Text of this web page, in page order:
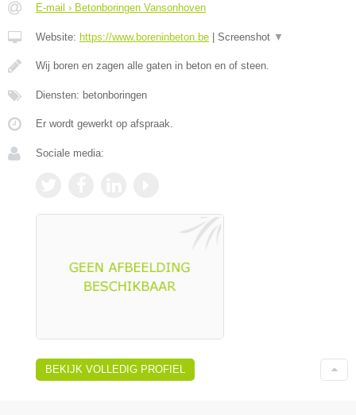
E-mail › Betonboringen Vansonhoven
Website: https://www.boreninbeton.be | Screenshot ▼
Wij boren en zagen alle gaten in beton en of steen.
Diensten: betonboringen
Er wordt gewerkt op afspraak.
Sociale media:
BEKIJK VOLLEDIG PROFIEL